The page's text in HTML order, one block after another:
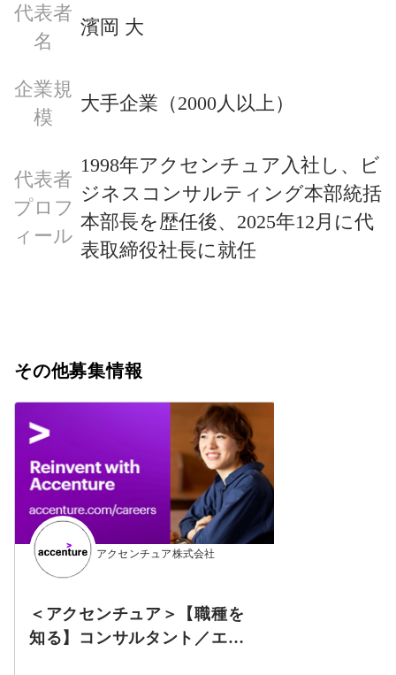
代表者
名
濱岡 大
企業規
模
大手企業（2000人以上）
代表者
プロフ
ィール
1998年アクセンチュア入社し、ビ
ジネスコンサルティング本部統括
本部長を歴任後、2025年12月に代
表取締役社長に就任
その他募集情報
アクセンチュア株式会社
＜アクセンチュア＞【職種を
知る】コンサルタント／エン